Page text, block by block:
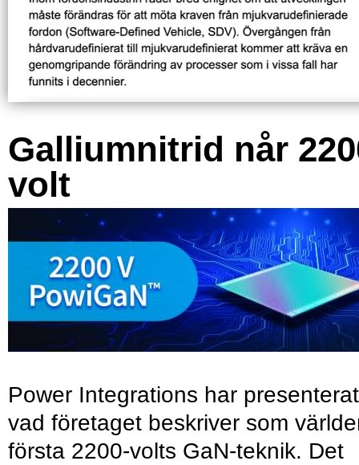
Galliumnitrid når
volt
Power Integrations har presenterat
vad företaget beskriver som
första 2200-volts GaN-teknik. Det